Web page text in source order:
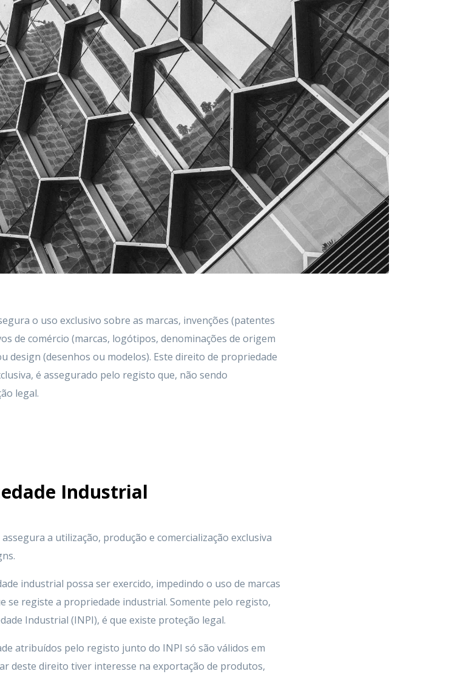
o uso exclusivo sobre as marcas, invenções (patentes
de comércio (marcas, logótipos, denominações de origem
design (desenhos ou modelos). Este direito de propriedade
é assegurado pelo registo que, não sendo
legal.
Industrial
a utilização, produção e comercialização exclusiva
industrial possa ser exercido, impedindo o uso de marcas
se registe a propriedade industrial. Somente pelo registo,
Industrial (INPI), é que existe proteção legal.
atribuídos pelo registo junto do INPI só são válidos em
deste direito tiver interesse na exportação de produtos,